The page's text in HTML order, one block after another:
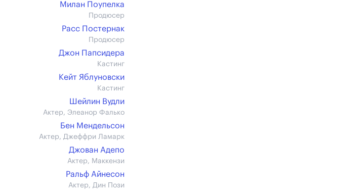
Милан Поупелка
Продюсер
Расс Постернак
Продюсер
Джон Папсидера
Кастинг
Кейт Яблуновски
Кастинг
Шейлин Вудли
Актер, Элеанор Фалько
Бен Мендельсон
Актер, Джеффри Ламарк
Джован Адепо
Актер, Маккензи
Ральф Айнесон
Актер, Дин Пози